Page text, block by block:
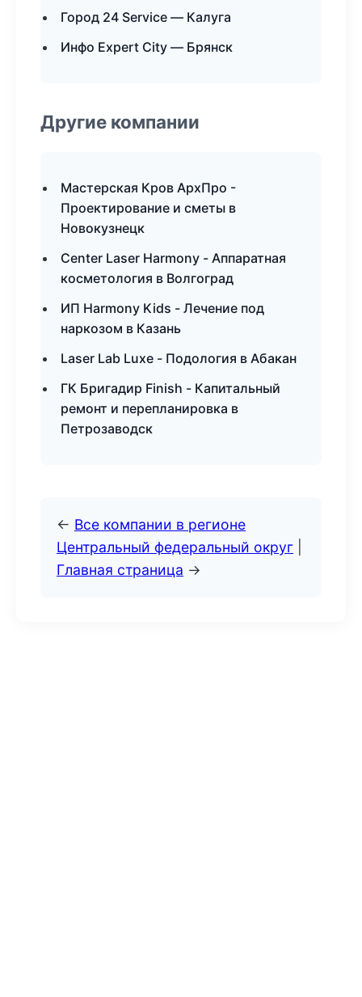
Город 24 Service — Калуга
Инфо Expert City — Брянск
Другие компании
Мастерская Кров АрхПро -
Проектирование и сметы в
Новокузнецк
Center Laser Harmony - Аппаратная
косметология в Волгоград
ИП Harmony Kids - Лечение под
наркозом в Казань
Laser Lab Luxe - Подология в Абакан
ГК Бригадир Finish - Капитальный
ремонт и перепланировка в
Петрозаводск
← Все компании в регионе
Центральный федеральный округ
Главная страница →